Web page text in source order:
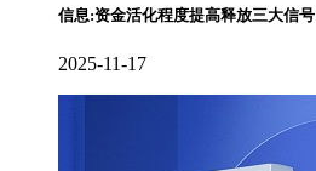
信息:资金活化程度提高释放三大信号
2025-11-17